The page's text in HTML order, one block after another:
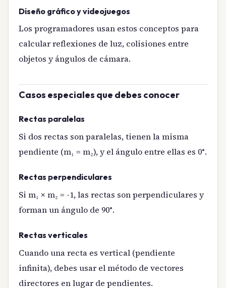
Diseño gráfico y videojuegos
Los programadores usan estos conceptos para
calcular reflexiones de luz, colisiones entre
objetos y ángulos de cámara.
Casos especiales que debes conocer
Rectas paralelas
Si dos rectas son paralelas, tienen la misma
pendiente (m₁ = m₂), y el ángulo entre ellas es 0°.
Rectas perpendiculares
Si m₁ × m₂ = -1, las rectas son perpendiculares y
forman un ángulo de 90°.
Rectas verticales
Cuando una recta es vertical (pendiente
infinita), debes usar el método de vectores
directores en lugar de pendientes.